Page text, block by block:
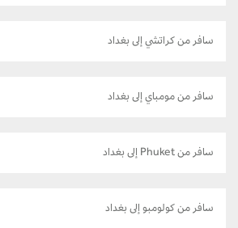
سافر من كراتشي إلى بغداد
سافر من مومباي إلى بغداد
سافر من Phuket إلى بغداد
سافر من كولومبو إلى بغداد